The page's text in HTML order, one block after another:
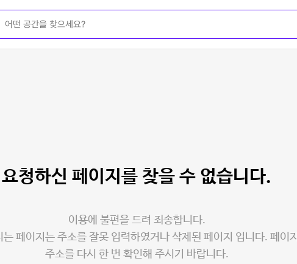
요청하신 페이지를 찾을 수 없습니다.
이용에 불편을 드려 죄송합니다.
는 페이지는 주소를 잘못 입력하였거나 삭제된 페이지 입니다. 페이지
주소를 다시 한 번 확인해 주시기 바랍니다.